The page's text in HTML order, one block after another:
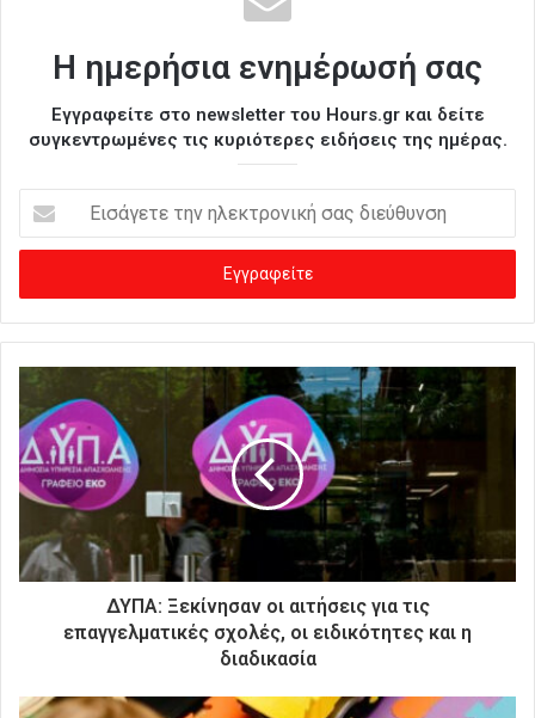
Η ημερήσια ενημέρωσή σας
Εγγραφείτε στο newsletter του Hours.gr και δείτε
συγκεντρωμένες τις κυριότερες ειδήσεις της ημέρας.
σ
γ
ε
τ
η
ν
η
λ
κ
τ
κ
ΔΥΠΑ: Ξεκίνησαν οι αιτήσεις για τις
επαγγελματικές σχολές, οι ειδικότητες και η
διαδικασία